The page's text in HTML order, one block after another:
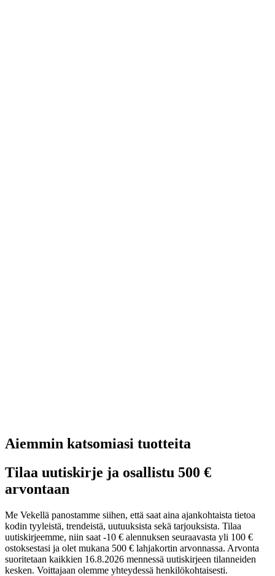
Aiemmin katsomiasi tuotteita
Tilaa uutiskirje ja osallistu 500 €
arvontaan
Me Vekellä panostamme siihen, että saat aina ajankohtaista tietoa
kodin tyyleistä, trendeistä, uutuuksista sekä tarjouksista. Tilaa
uutiskirjeemme, niin saat -10 € alennuksen seuraavasta yli 100 €
ostoksestasi ja olet mukana 500 € lahjakortin arvonnassa. Arvonta
suoritetaan kaikkien 16.8.2026 mennessä uutiskirjeen tilanneiden
kesken. Voittajaan olemme yhteydessä henkilökohtaisesti.